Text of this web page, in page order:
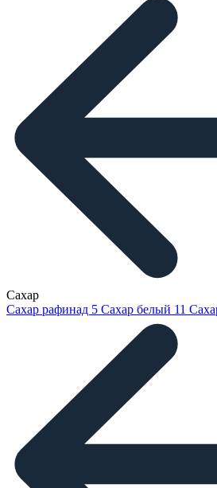
Сахар
Сахар рафинад 5 Сахар белый 11